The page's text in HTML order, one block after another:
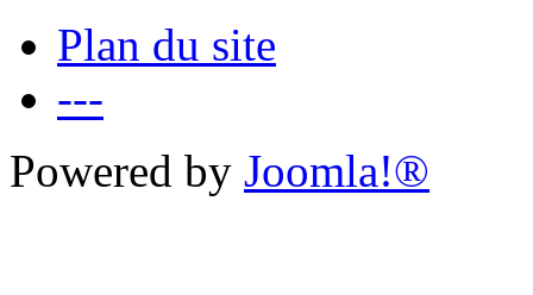
Plan du site
---
Powered by Joomla!®